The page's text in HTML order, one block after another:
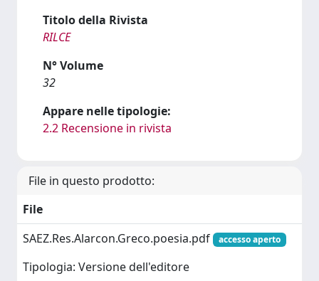
Titolo della Rivista
RILCE
N° Volume
32
Appare nelle tipologie:
2.2 Recensione in rivista
File in questo prodotto:
File
SAEZ.Res.Alarcon.Greco.poesia.pdf
accesso aperto
Tipologia: Versione dell'editore